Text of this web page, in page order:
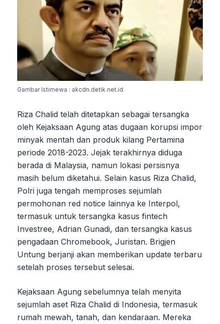
Gambar Istimewa : akcdn.detik.net.id
Riza Chalid telah ditetapkan sebagai tersangka
oleh Kejaksaan Agung atas dugaan korupsi impor
minyak mentah dan produk kilang Pertamina
periode 2018-2023. Jejak terakhirnya diduga
berada di Malaysia, namun lokasi persisnya
masih belum diketahui. Selain kasus Riza Chalid,
Polri juga tengah memproses sejumlah
permohonan red notice lainnya ke Interpol,
termasuk untuk tersangka kasus fintech
Investree, Adrian Gunadi, dan tersangka kasus
pengadaan Chromebook, Juristan. Brigjen
Untung berjanji akan memberikan update terbaru
setelah proses tersebut selesai.
Kejaksaan Agung sebelumnya telah menyita
sejumlah aset Riza Chalid di Indonesia, termasuk
rumah mewah, tanah, dan kendaraan. Mereka